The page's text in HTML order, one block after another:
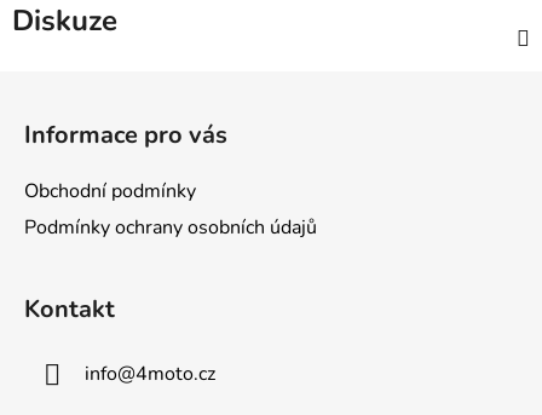
Diskuze
Informace pro vás
Obchodní podmínky
Podmínky ochrany osobních údajů
Kontakt
info@4moto.cz